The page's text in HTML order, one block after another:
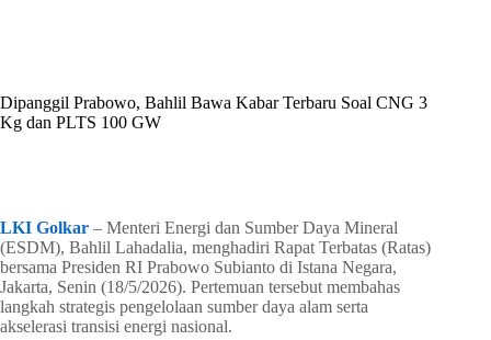
Dipanggil Prabowo, Bahlil Bawa Kabar Terbaru Soal CNG 3
Kg dan PLTS 100 GW
LKI Golkar – Menteri Energi dan Sumber Daya Mineral
(ESDM), Bahlil Lahadalia, menghadiri Rapat Terbatas (Ratas)
bersama Presiden RI Prabowo Subianto di Istana Negara,
Jakarta, Senin (18/5/2026). Pertemuan tersebut membahas
langkah strategis pengelolaan sumber daya alam serta
akselerasi transisi energi nasional.